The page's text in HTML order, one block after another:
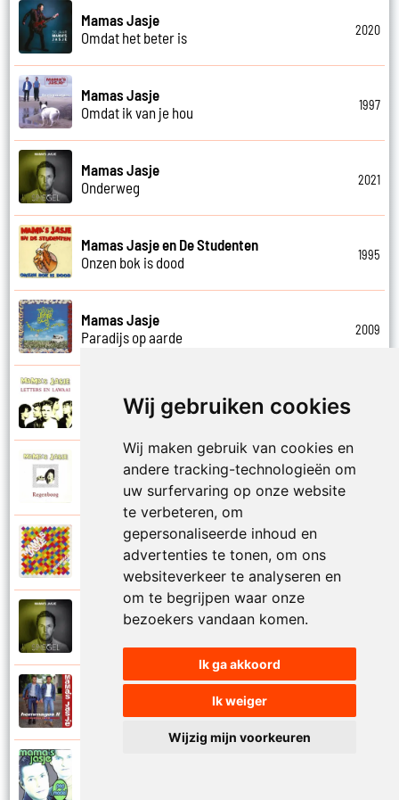
Wij gebruiken cookies
Wij maken gebruik van cookies en
andere tracking-technologieën om
uw surfervaring op onze website
te verbeteren, om
gepersonaliseerde inhoud en
advertenties te tonen, om ons
websiteverkeer te analyseren en
om te begrijpen waar onze
bezoekers vandaan komen.
Ik ga akkoord
Ik weiger
Wijzig mijn voorkeuren
Mamas Jasje
Omdat het beter is
2020
Mamas Jasje
Omdat ik van je hou
1997
Mamas Jasje
Onderweg
2021
Mamas Jasje en De Studenten
Onzen bok is dood
1995
Mamas Jasje
Paradijs op aarde
2009
Mamas Jasje
Raak me aan
Mamas Jasje
Regenboog
Mamas Jasje
Regenboog 2009
Mamas Jasje
Rosanne